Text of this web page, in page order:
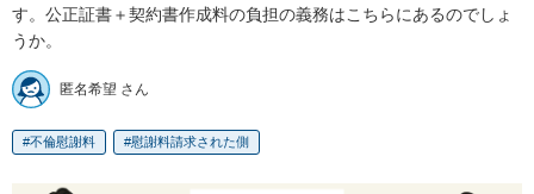
す。公正証書＋契約書作成料の負担の義務はこちらにあるのでしょ
うか。
匿名希望 さん
不倫慰謝料 慰謝料請求された側